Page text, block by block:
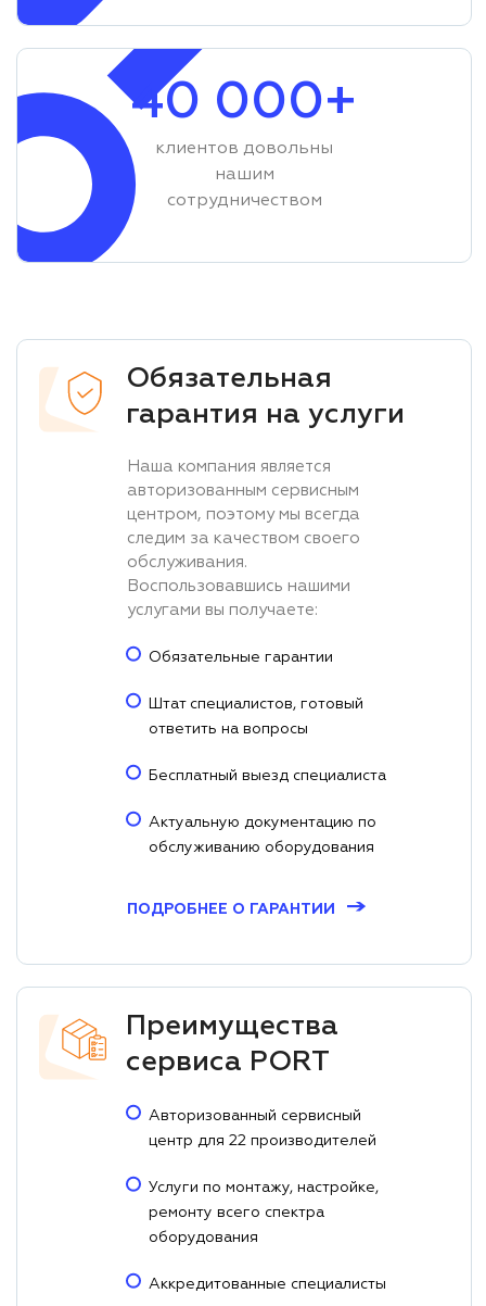
40 000+
клиентов довольны
нашим
сотрудничеством
Обязательная
гарантия на услуги
Наша компания является
авторизованным сервисным
центром, поэтому мы всегда
следим за качеством своего
обслуживания.
Воспользовавшись нашими
услугами вы получаете:
Обязательные гарантии
Штат специалистов, готовый
ответить на вопросы
Бесплатный выезд специалиста
Актуальную документацию по
обслуживанию оборудования
ПОДРОБНЕЕ О ГАРАНТИИ→
Преимущества
сервиса PORT
Авторизованный сервисный
центр для 22 производителей
Услуги по монтажу, настройке,
ремонту всего спектра
оборудования
Аккредитованные специалисты